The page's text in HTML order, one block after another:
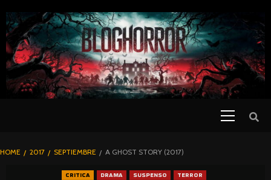
TO
CONTENT
BLOGHORROR
HOME 2017 SEPTIEMBRE A GHOST STORY (2017)
CRITICA DRAMA SUSPENSO TERROR